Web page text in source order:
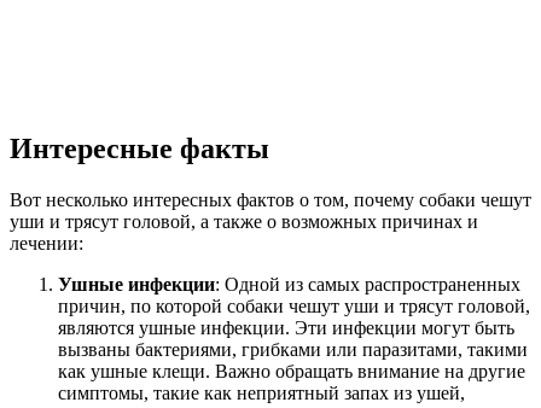
Интересные факты
Вот несколько интересных фактов о том, почему собаки чешут
уши и трясут головой, а также о возможных причинах и
лечении:
Ушные инфекции: Одной из самых распространенных
причин, по которой собаки чешут уши и трясут головой,
являются ушные инфекции. Эти инфекции могут быть
вызваны бактериями, грибками или паразитами, такими
как ушные клещи. Важно обращать внимание на другие
симптомы, такие как неприятный запах из ушей,